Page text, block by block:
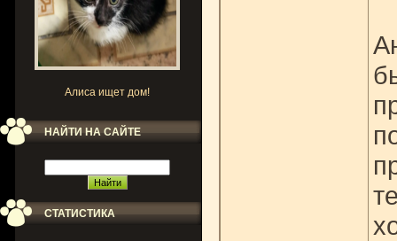
Алиса ищет дом!
НАЙТИ НА САЙТЕ
СТАТИСТИКА